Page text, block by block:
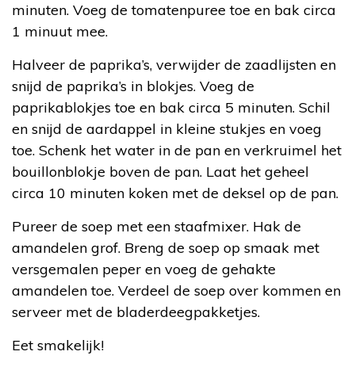
minuten. Voeg de tomatenpuree toe en bak circa
1 minuut mee.
Halveer de paprika’s, verwijder de zaadlijsten en
snijd de paprika’s in blokjes. Voeg de
paprikablokjes toe en bak circa 5 minuten. Schil
en snijd de aardappel in kleine stukjes en voeg
toe. Schenk het water in de pan en verkruimel het
bouillonblokje boven de pan. Laat het geheel
circa 10 minuten koken met de deksel op de pan.
Pureer de soep met een staafmixer. Hak de
amandelen grof. Breng de soep op smaak met
versgemalen peper en voeg de gehakte
amandelen toe. Verdeel de soep over kommen en
serveer met de bladerdeegpakketjes.
Eet smakelijk!